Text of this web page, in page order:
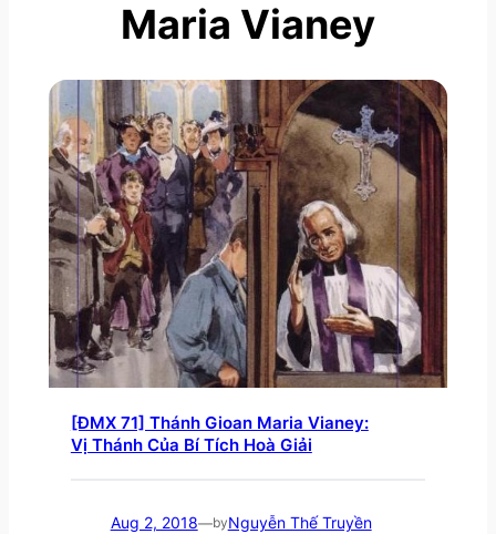
Maria Vianey
[ĐMX 71] Thánh Gioan Maria Vianey:
Vị Thánh Của Bí Tích Hoà Giải
Aug 2, 2018—byNguyễn Thế Truyền